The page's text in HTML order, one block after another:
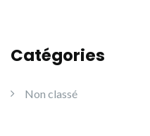
Catégories
Non classé